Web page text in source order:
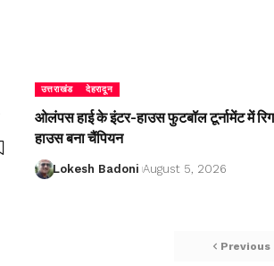
उत्तराखंड देहरादून
ओलंपस हाई के इंटर-हाउस फुटबॉल टूर्नामेंट में रिग
हाउस बना चैंपियन
Lokesh Badoni August 5, 2026
Previous